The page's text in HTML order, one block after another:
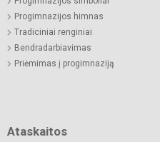
Progimnazijos himnas
Tradiciniai renginiai
Bendradarbiavimas
Priėmimas į progimnaziją
Ataskaitos